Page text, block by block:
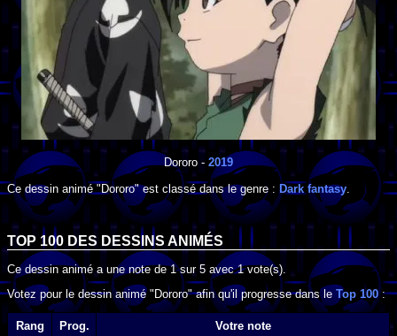
Dororo - 2019
Ce dessin animé "Dororo" est classé dans le genre : Dark fantasy
TOP 100 DES DESSINS ANIMÉS
Ce dessin animé a une note de1sur 5 avec1vote(s).
Votez pour le dessin animé "Dororo" afin qu'il progresse dans le Top 100:
Rang Prog. Votre note